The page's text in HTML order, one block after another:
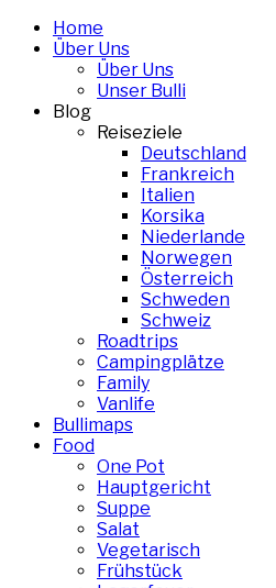
Skip
Home
Über Uns
Über Uns
Unser Bulli
Blog
Reiseziele
Deutschland
Frankreich
Italien
Korsika
Niederlande
Norwegen
Österreich
Schweden
Schweiz
Roadtrips
Campingplätze
Family
Vanlife
Bullimaps
Food
One Pot
Hauptgericht
Suppe
Salat
Vegetarisch
Frühstück